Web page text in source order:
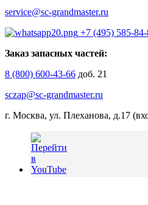
service@sc-grandmaster.ru
+7 (495) 585-
Заказ запасных частей:
8 (800) 600-43-66 доб. 21
sczap@sc-grandmaster.ru
г. Москва, ул. Плеханова, д.17